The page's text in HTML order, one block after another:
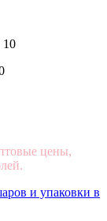
10
цены,